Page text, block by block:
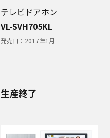
テレビドアホン
VL-SVH705KL
発売日： 2017年1月
生産終了